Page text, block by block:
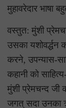
मुहावरेदार
वस्तुत: मुंशी
उसका यशोवर्द्धन
करने, उपन्यास-
कहानी को
मुंशी प्रेमचन्द जी
जगत् सदा उनका